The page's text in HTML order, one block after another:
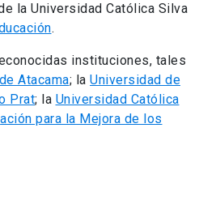
la Universidad Católica Silva
.
instituciones, tales
Atacama; la Universidad de
Prat; la Universidad Católica
para la Mejora de los